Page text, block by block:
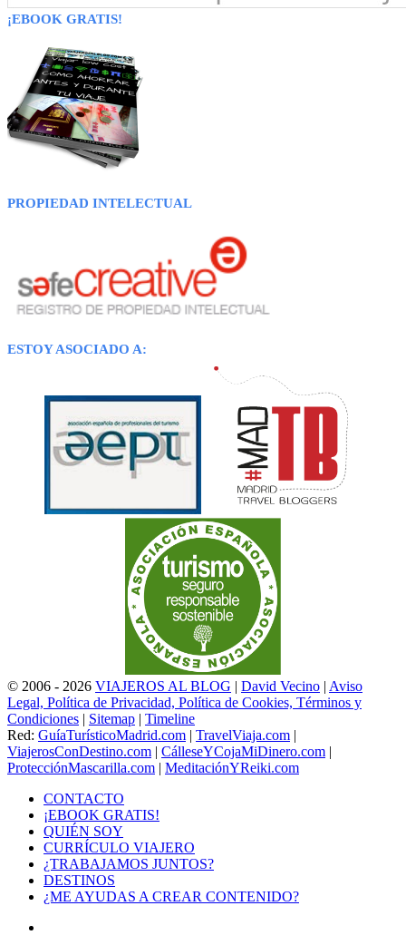
¡EBOOK GRATIS!
PROPIEDAD INTELECTUAL
ESTOY ASOCIADO A:
© 2006 - 2026 VIAJEROS AL BLOG | David Vecino | Aviso
Legal, Política de Privacidad, Política de Cookies, Términos y
Condiciones | Sitemap | Timeline
Red: GuíaTurísticoMadrid.com | TravelViaja.com |
ViajerosConDestino.com | CálleseYCojaMiDinero.com |
ProtecciónMascarilla.com | MeditaciónYReiki.com
CONTACTO
¡EBOOK GRATIS!
QUIÉN SOY
CURRÍCULO VIAJERO
¿TRABAJAMOS JUNTOS?
DESTINOS
¿ME AYUDAS A CREAR CONTENIDO?